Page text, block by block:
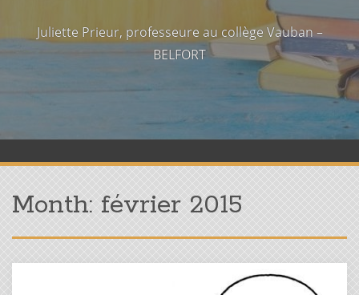
Juliette Prieur, professeure au collège Vauban –
BELFORT
Month: février 2015